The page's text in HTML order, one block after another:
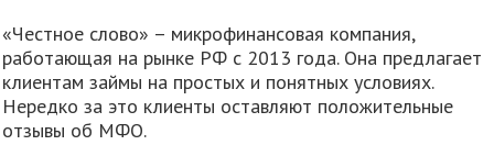
«Честное слово» – микрофинансовая компания,
работающая на рынке РФ с 2013 года. Она предлагает
клиентам займы на простых и понятных условиях.
Нередко за это клиенты оставляют положительные
отзывы об МФО.